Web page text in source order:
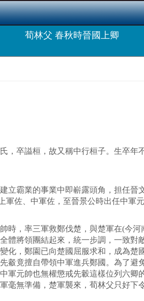
荀林父 春秋時晉國上卿
卒謚桓，故又稱中行桓子。生卒年
霸業的事業中即嶄露頭角，担任晉
佐、中軍佐，至晉景公時出任中軍元
，率三軍救鄭伐楚，與楚軍在(今
體將領團結起來，統一步調，一致
化，鄭園已向楚國屈服求和，成為楚
觳竟擅自帶領中軍進兵鄭國。為了
軍元帥也無權懲戒先轂這樣位列六
毫無準備，楚軍襲來，荀林父只好